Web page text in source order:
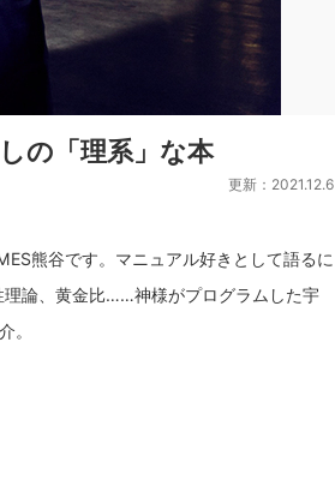
の「理系」な本
更新：2021.12.6
熊谷です。マニュアル好きとして語るに
理論、黄金比……神様がプログラムした宇